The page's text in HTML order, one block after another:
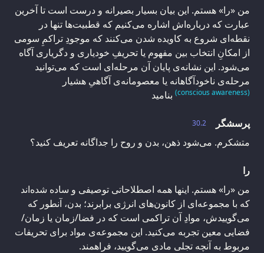
من «را» هستم. این بیان بسیار بصیرانه و درست است تا آخرین
عبارت که درباره‌اش اشاره می‌کنیم که قطبیت‌ها تنها در
نقطه‌ای شروع به کاویده شدن می‌کنند که موجودِ تراکمِ سومی
از امکانِ انتخاب بین مفهوم یا تحریفِ خودیاری و دگریاری آگاه
می‌شود. این نشانه‌ی پایان آن مرحله‌ای است که می‌توانید
مرحله‌ی ناخودآگاهانه یا معصومانه‌‌ی آگاهیِ هشیار
(conscious awareness) بنامید
30.2
پرسشگر
متشکرم. می‌شود ذهن، بدن و روح را جداگانه تعریف کنید؟
را
من «را» هستم. اینها همه اصطلاحاتی توصیفی و ساده شده‌اند
که با مجموعه‌ای از کانون‌های انرژی برابرند؛ بدن، آنطور که
می‌گوییدش، موادِ آن تراکمی است که در فضا/زمان یا زمان/
فضایی معین تجربه می‌کنید. این مجموعه‌ی مواد برای تحریفات
مربوط به آنچه تجلی مادی می‌گویید، فراهمند.